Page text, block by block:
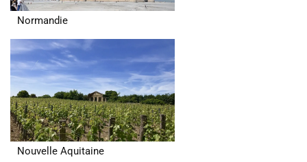
Normandie
Nouvelle Aquitaine